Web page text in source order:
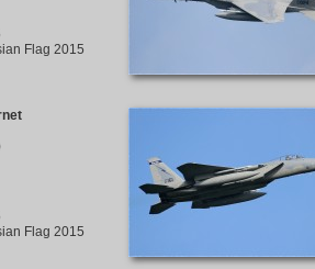
Flag 2015
Flag 2015